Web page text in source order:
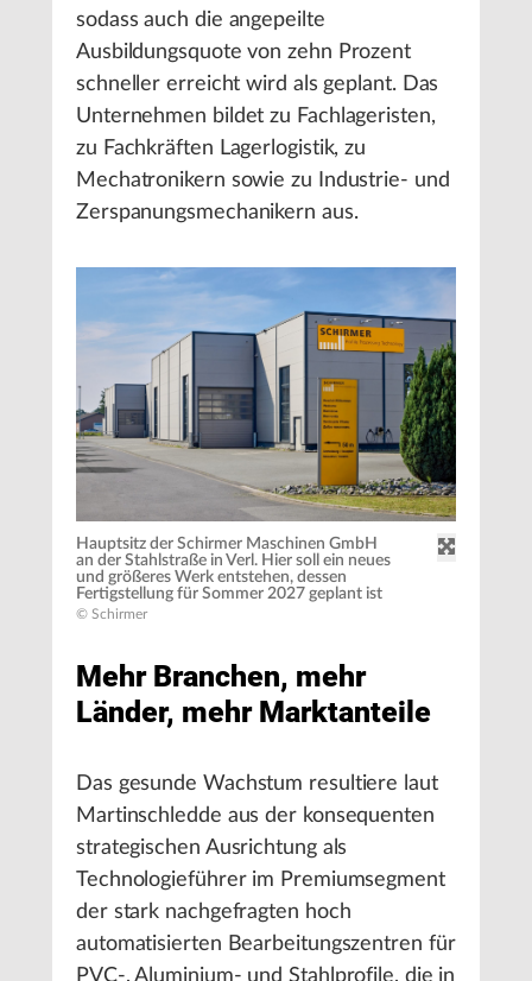
sodass auch die angepeilte
Ausbildungsquote von zehn Prozent
schneller erreicht wird als geplant. Das
Unternehmen bildet zu Fachlageristen,
zu Fachkräften Lagerlogistik, zu
Mechatronikern sowie zu Industrie- und
Zerspanungsmechanikern aus.
Hauptsitz der Schirmer Maschinen GmbH
an der Stahlstraße in Verl. Hier soll ein neues
und größeres Werk entstehen, dessen
Fertigstellung für Sommer 2027 geplant ist
© Schirmer
Mehr Branchen, mehr
Länder, mehr Marktanteile
Das gesunde Wachstum resultiere laut
Martinschledde aus der konsequenten
strategischen Ausrichtung als
Technologieführer im Premiumsegment
der stark nachgefragten hoch
automatisierten Bearbeitungszentren für
PVC-, Aluminium- und Stahlprofile, die in